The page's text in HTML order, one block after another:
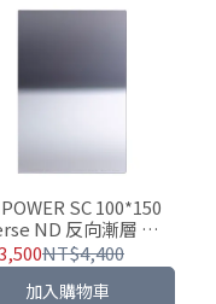
SC 100*150
ND 反向漸層 方
濾鏡NT$4,400
加入購物車